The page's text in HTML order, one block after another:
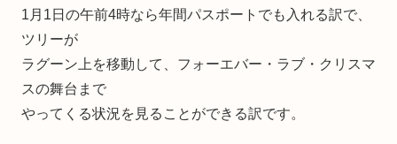
1月1日の午前4時なら年間パスポートでも入れる訳で、
ツリーが
ラグーン上を移動して、フォーエバー・ラブ・クリスマ
スの舞台まで
やってくる状況を見ることができる訳です。